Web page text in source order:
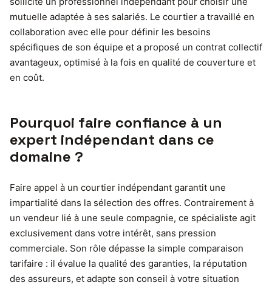
mutuelle adaptée à ses salariés. Le courtier a travaillé en
collaboration avec elle pour définir les besoins
spécifiques de son équipe et a proposé un contrat collectif
avantageux, optimisé à la fois en qualité de couverture et
en coût.
Pourquoi faire confiance à un
expert indépendant dans ce
domaine ?
Faire appel à un courtier indépendant garantit une
impartialité dans la sélection des offres. Contrairement à
un vendeur lié à une seule compagnie, ce spécialiste agit
exclusivement dans votre intérêt, sans pression
commerciale. Son rôle dépasse la simple comparaison
tarifaire : il évalue la qualité des garanties, la réputation
des assureurs, et adapte son conseil à votre situation